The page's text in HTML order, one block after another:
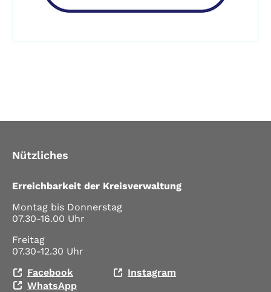
Nützliches
Erreichbarkeit der Kreisverwaltung
Montag bis Donnerstag
07.30-16.00 Uhr
Freitag
07.30-12.30 Uhr
Facebook
Instagram
WhatsApp